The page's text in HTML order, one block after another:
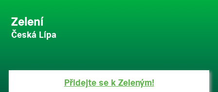
Zelení
Česká Lípa
Přidejte se k Zeleným!